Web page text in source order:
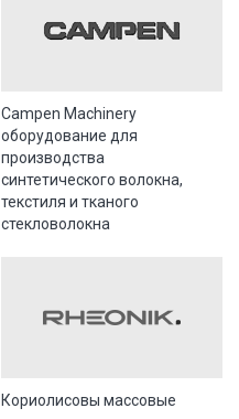
Campen Machinery
оборудование для
производства
синтетического волокна,
текстиля и тканого
стекловолокна
Кориолисовы массовые